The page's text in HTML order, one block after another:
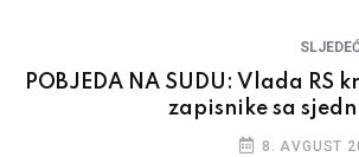
POBJEDA NA SUDU: Vlada RS
zapisnike sa
8. AVGUST